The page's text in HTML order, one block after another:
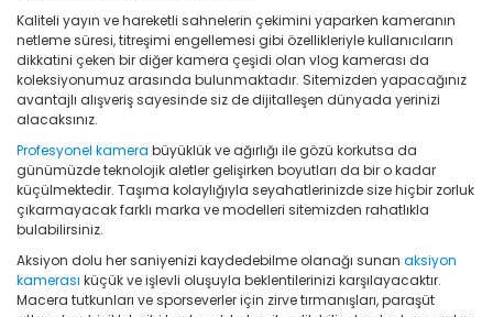
Kaliteli yayın ve hareketli sahnelerin çekimini yaparken kameranın
netleme süresi, titreşimi engellemesi gibi özellikleriyle kullanıcıların
dikkatini çeken bir diğer kamera çeşidi olan vlog kamerası da
koleksiyonumuz arasında bulunmaktadır. Sitemizden yapacağınız
avantajlı alışveriş sayesinde siz de dijitalleşen dünyada yerinizi
alacaksınız.
Profesyonel kamera büyüklük ve ağırlığı ile gözü korkutsa da
günümüzde teknolojik aletler gelişirken boyutları da bir o kadar
küçülmektedir. Taşıma kolaylığıyla seyahatlerinizde size hiçbir zorluk
çıkarmayacak farklı marka ve modelleri sitemizden rahatlıkla
bulabilirsiniz.
Aksiyon dolu her saniyenizi kaydedebilme olanağı sunan aksiyon
kamerası küçük ve işlevli oluşuyla beklentilerinizi karşılayacaktır.
Macera tutkunları ve sporseverler için zirve tırmanışları, paraşüt